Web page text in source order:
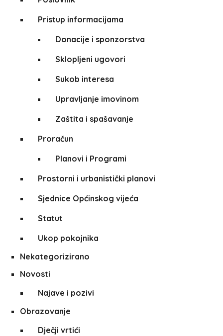
Pristup informacijama
Donacije i sponzorstva
Sklopljeni ugovori
Sukob interesa
Upravljanje imovinom
Zaštita i spašavanje
Proračun
Planovi i Programi
Prostorni i urbanistički planovi
Sjednice Općinskog vijeća
Statut
Ukop pokojnika
Nekategorizirano
Novosti
Najave i pozivi
Obrazovanje
Dječji vrtići